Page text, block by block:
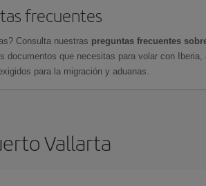
frecuentes
Consulta nuestras preguntas frecuentes
documentos que necesitas para volar con
para la migración y aduanas.
Vallarta